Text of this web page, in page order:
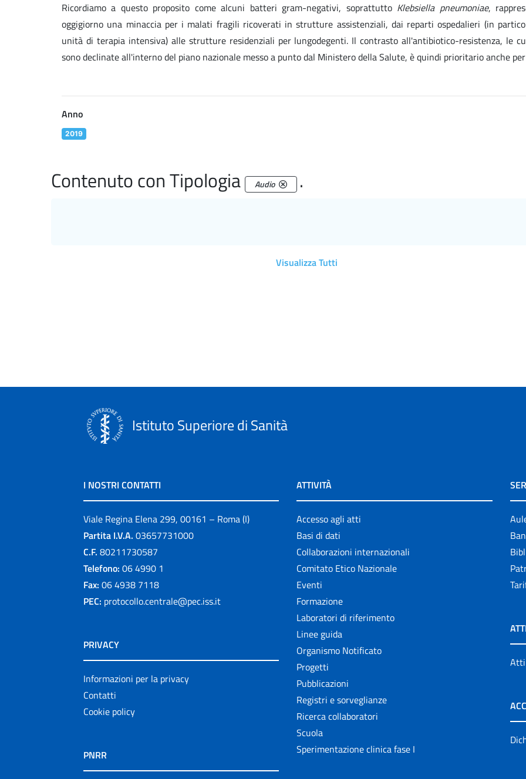
Ricordiamo a questo proposito come alcuni batteri gram-negativi, soprattutto Klebsiella pneumoniae,
oggigiorno una minaccia per i malati fragili ricoverati in strutture assistenziali, dai reparti ospedalieri (in
unità di terapia intensiva) alle strutture residenziali per lungodegenti. Il contrasto all'antibiotico-resistenza, le
sono declinate all'interno del piano nazionale messo a punto dal Ministero della Salute, è quindi prioritario anche
Anno
2019
Contenuto con Tipologia Audio .
Visualizza Tutti
Istituto Superiore di Sanità
I NOSTRI CONTATTI
Viale Regina Elena 299, 00161 – Roma (I)
Partita I.V.A. 03657731000
C.F. 80211730587
Telefono: 06 4990 1
Fax: 06 4938 7118
PEC: protocollo.centrale@pec.iss.it
PRIVACY
Informazioni per la privacy
Contatti
Cookie policy
PNRR
ATTIVITÀ
Accesso agli atti
Basi di dati
Collaborazioni internazionali
Comitato Etico Nazionale
Eventi
Formazione
Laboratori di riferimento
Linee guida
Organismo Notificato
Progetti
Pubblicazioni
Registri e sorveglianze
Ricerca collaboratori
Scuola
Sperimentazione clinica fase I
Atti